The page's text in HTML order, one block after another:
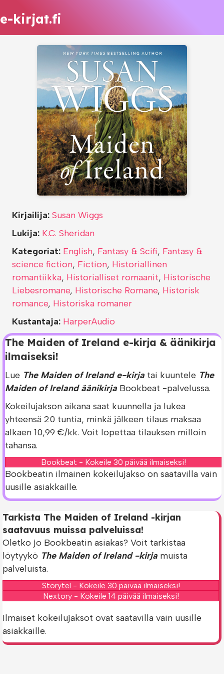
e-kirjat.fi
The Maiden of Ireland e-kirja & äänikirja
ilmaiseksi!
Lue The Maiden of Ireland e-kirja tai kuuntele The
Maiden of Ireland äänikirja Bookbeat -palvelussa.
Kokeilujakson aikana saat kuunnella ja lukea
yhteensä 20 tuntia, minkä jälkeen tilaus maksaa
alkaen 10,99 €/kk. Voit lopettaa tilauksen milloin
tahansa.
Bookbeat - Kokeile 30 päivää ilmaiseksi!
Bookbeatin ilmainen kokeilujakso on saatavilla vain
uusille asiakkaille.
Kirjailija: Susan Wiggs
Lukija: K.C. Sheridan
Kategoriat: English, Fantasy & Scifi, Fantasy &
science fiction, Fiction, Historiallinen
romantiikka, Historialliset romaanit, Historische
Liebesromane, Historische Romane, Historisk
romance, Historiska romaner
Kustantaja: HarperAudio
Tarkista The Maiden of Ireland -kirjan
saatavuus muissa palveluissa!
Oletko jo Bookbeatin asiakas? Voit tarkistaa
löytyykö The Maiden of Ireland -kirja muista
palveluista.
Storytel - Kokeile 30 päivää ilmaiseksi!
Nextory - Kokeile 14 päivää ilmaiseksi!
Ilmaiset kokeilujaksot ovat saatavilla vain uusille
asiakkaille.